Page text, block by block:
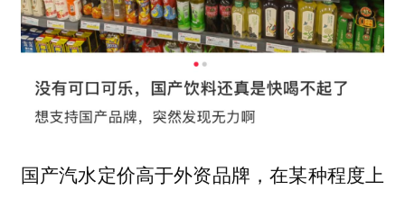
国产汽水定价高于外资品牌，在某种程度上